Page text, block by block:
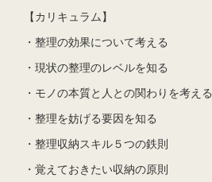
【カリキュラム】
・整理の効果について考える
・現状の整理のレベルを知る
・モノの本質と人との関わりを考える
・整理を妨げる要因を知る
・整理収納スキル５つの鉄則
・覚えておきたい収納の原則